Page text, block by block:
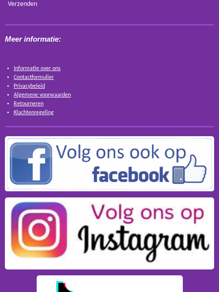
Verzenden
Meer informatie:
Informatie over ons
Contactformulier
Privacybeleid
Algemene voorwaarden
Retourneren
Klachtenregeling